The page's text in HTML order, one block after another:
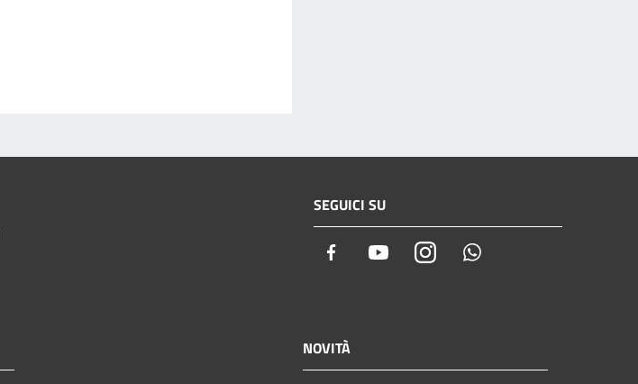
SEGUICI SU
Facebook YoutubeInstagram
NOVITÀ